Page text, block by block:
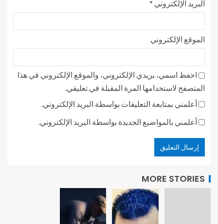
البريد الإلكتروني *
الموقع الإلكتروني
احفظ اسمي، بريدي الإلكتروني، والموقع الإلكتروني في هذا
المتصفح لاستخدامها المرة المقبلة في تعليقي.
أعلمني بمتابعة التعليقات بواسطة البريد الإلكتروني.
أعلمني بالمواضيع الجديدة بواسطة البريد الإلكتروني.
MORE STORIES